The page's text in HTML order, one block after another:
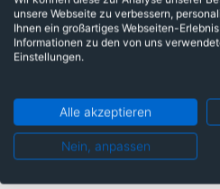
Admin IV Acc Accu USD
ISIN IE00B3L10687 WKN A3DDC5
Admin IV Acc T0 Accu USD
IE000Z1K1QV3 WKN
BlackRock ICS US Dollar
unsere Webseite zu verbessern,
Ihnen ein großartiges Webseiten-
Informationen zu den von uns
Einstellungen.
Alle akzeptieren
Nein, anpassen